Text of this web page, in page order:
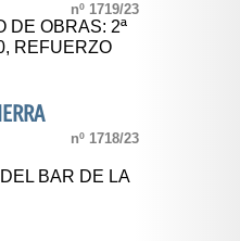
nº 1719/23
DE OBRAS: 2ª
REFUERZO
nº 1718/23
BAR DE LA